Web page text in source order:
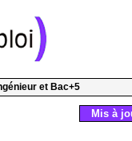
et Bac+5
Mis à